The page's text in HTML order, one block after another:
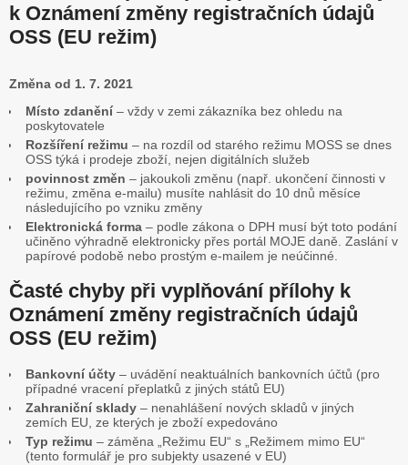
k Oznámení změny registračních údajů
OSS (EU režim)
Změna od 1. 7. 2021
Místo zdanění– vždy v zemi zákazníka bez ohledu na
poskytovatele
Rozšíření režimu – na rozdíl od starého režimu MOSS se dnes
OSS týká i prodeje zboží, nejen digitálních služeb
povinnost změn – jakoukoli změnu (např. ukončení činnosti v
režimu, změna e-mailu) musíte nahlásit do 10 dnů měsíce
následujícího po vzniku změny
Elektronická forma – podle zákona o DPH musí být toto podání
učiněno výhradně elektronicky přes portál MOJE daně. Zaslání v
papírové podobě nebo prostým e-mailem je neúčinné.
Časté chyby při vyplňování přílohy k
Oznámení změny registračních údajů
OSS (EU režim)
Bankovní účty – uvádění neaktuálních bankovních účtů (pro
případné vracení přeplatků z jiných států EU)
Zahraniční sklady – nenahlášení nových skladů v jiných
zemích EU, ze kterých je zboží expedováno
Typ režimu – záměna „Režimu EU“ s „Režimem mimo EU“
(tento formulář je pro subjekty usazené v EU)